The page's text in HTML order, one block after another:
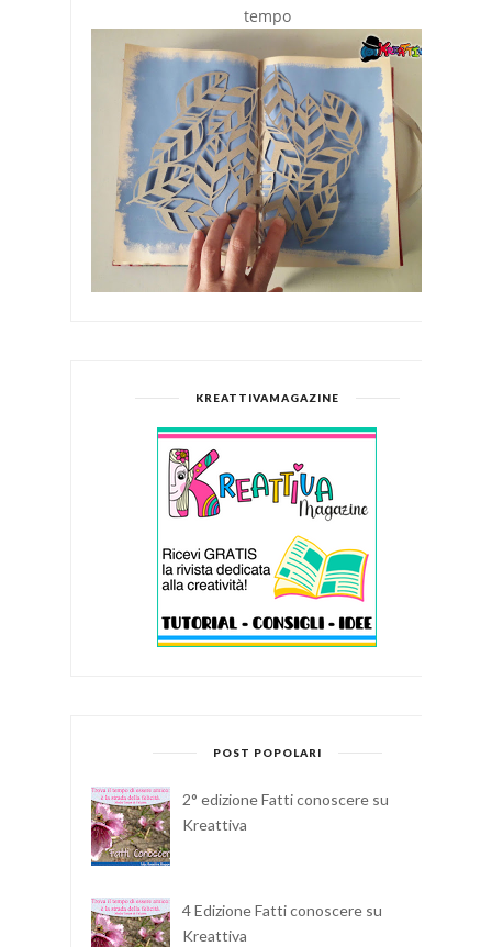
tempo
KREATTIVAMAGAZINE
POST POPOLARI
2° edizione Fatti conoscere su
Kreattiva
4 Edizione Fatti conoscere su
Kreattiva